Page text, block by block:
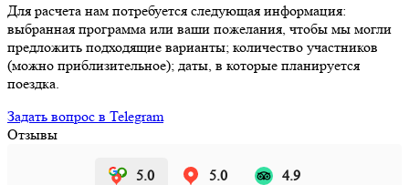
Для расчета нам потребуется следующая информация:
выбранная программа или ваши пожелания, чтобы мы могли
предложить подходящие варианты; количество участников
(можно приблизительное); даты, в которые планируется
поездка.
Задать вопрос в Telegram
Отзывы
5.0 5.0 4.9